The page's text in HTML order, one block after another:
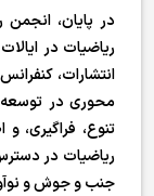
در پایان،
انتشارات،
محوری در توسعه
تنوع، فراگیری،
ریاضیات در
جنب و جوش و